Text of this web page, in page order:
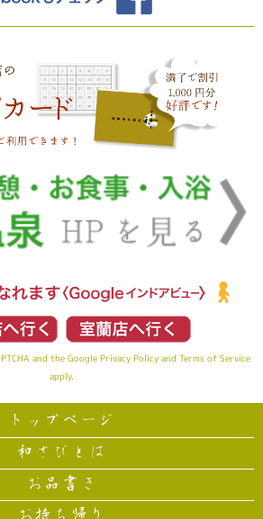
and the Google Privacy Policy and Terms of Service
apply.
トップページ
和さびとは
お品書き
お持ち帰り